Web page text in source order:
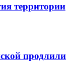
территории
продлили